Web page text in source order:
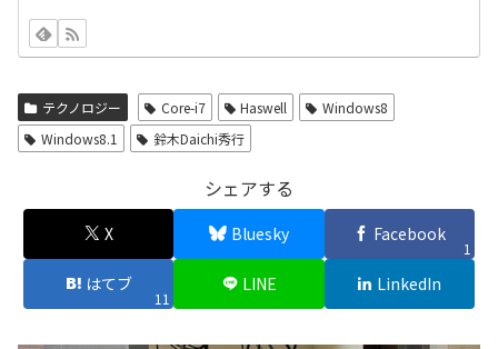
テクノロジー Core-i7 Haswell
Windows8
Windows8.1
鈴木Daichi秀行
シェアする
X Bluesky Facebook
1
はてブ
11
LINE LinkedIn